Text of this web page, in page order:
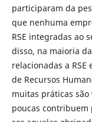
participaram da
que nenhuma
RSE integradas ao
disso, na maioria
relacionadas a
de Recursos
muitas práticas
poucas contribuem